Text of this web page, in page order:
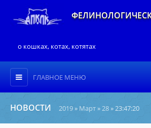
о кошках, котах, котятах
ГЛАВНОЕ МЕНЮ
НОВОСТИ 2019» Март»28» 23:47:20